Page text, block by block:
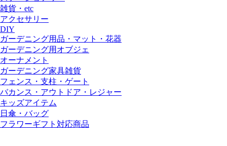
雑貨・etc
アクセサリー
DIY
ガーデニング用品・マット・花器
ガーデニング用オブジェ
オーナメント
ガーデニング家具雑貨
フェンス・支柱・ゲート
バカンス・アウトドア・レジャー
キッズアイテム
日傘・バッグ
フラワーギフト対応商品